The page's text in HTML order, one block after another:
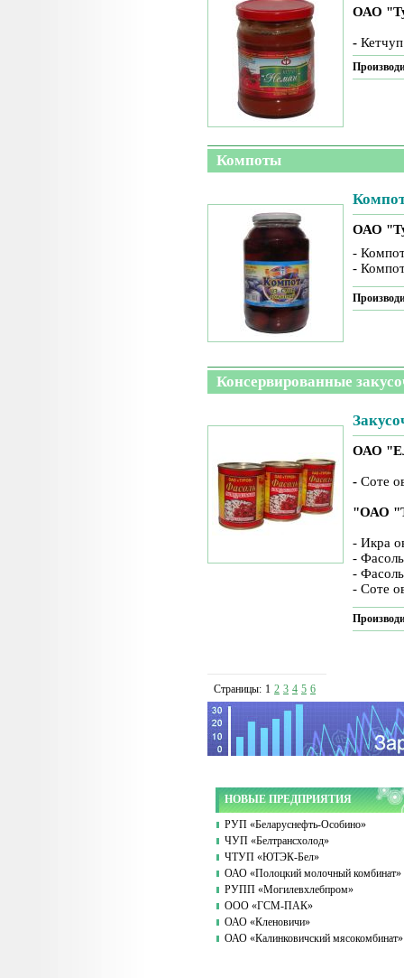
ОАО
-
Компоты
ОАО
-
-
Консервированные
ОАО
- Соте
"ОАО
- Икра
-
-
- Соте
Страницы: 1 2 3 4 5 6
НОВЫЕ ПРЕДПРИЯТИЯ
РУП «Беларуснефть-Особино»
ЧУП «Белтрансхолод»
ЧТУП «ЮТЭК-Бел»
ОАО «Полоцкий молочный комбинат»
РУПП «Могилевхлебпром»
ООО «ГСМ-ПАК»
ОАО «Кленовичи»
ОАО «Калинковичский мясокомбинат»